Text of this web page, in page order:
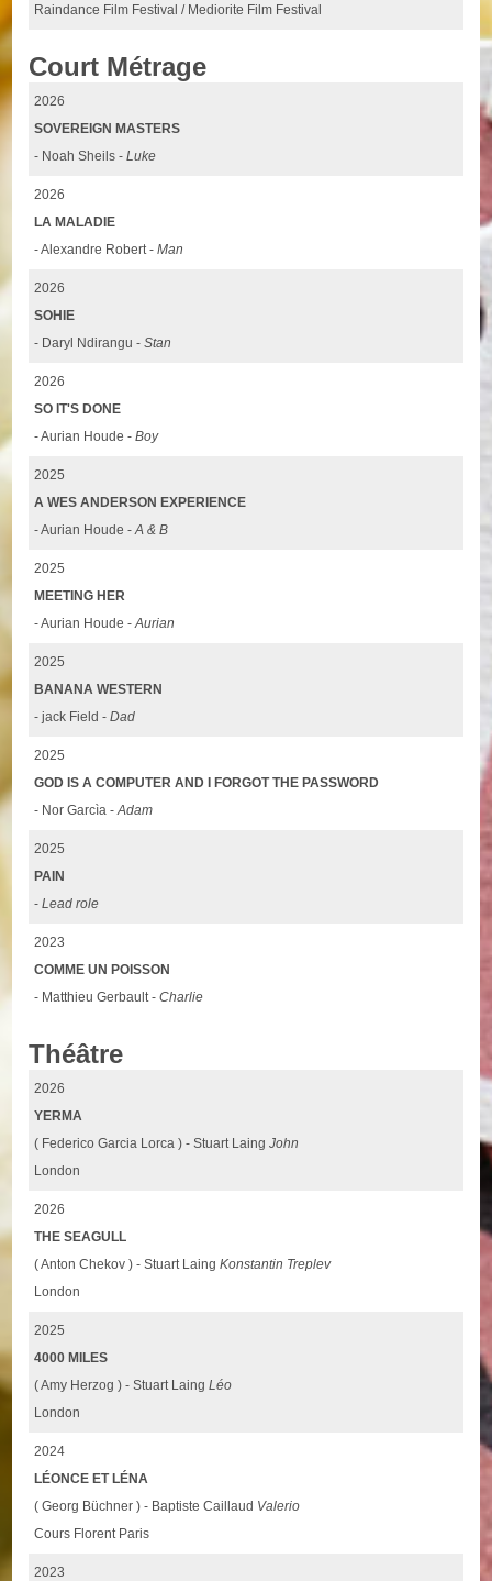
Raindance Film Festival / Mediorite Film Festival
Court Métrage
2026
SOVEREIGN MASTERS
- Noah Sheils -Luke
2026
LA MALADIE
- Alexandre Robert -Man
2026
SOHIE
- Daryl Ndirangu -Stan
2026
SO IT'S DONE
- Aurian Houde -Boy
2025
A WES ANDERSON EXPERIENCE
- Aurian Houde -A & B
2025
MEETING HER
- Aurian Houde -Aurian
2025
BANANA WESTERN
- jack Field -Dad
2025
GOD IS A COMPUTER AND I FORGOT THE PASSWORD
- Nor Garcìa -Adam
2025
PAIN
-Lead role
2023
COMME UN POISSON
- Matthieu Gerbault -Charlie
Théâtre
2026
YERMA
( Federico Garcia Lorca ) - Stuart LaingJohn
London
2026
THE SEAGULL
( Anton Chekov ) - Stuart LaingKonstantin Treplev
London
2025
4000 MILES
( Amy Herzog ) - Stuart LaingLéo
London
2024
LÉONCE ET LÉNA
( Georg Büchner ) - Baptiste Caillaud Valerio
Cours Florent Paris
2023